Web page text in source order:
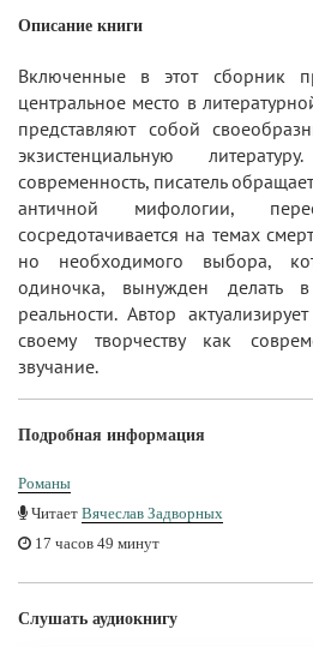
Описание книги
Включенные в этот сборник
центральное место в
представляют собой
экзистенциальную
современность, писатель
античной мифологии,
сосредотачивается на темах
но необходимого выбора,
одиночка, вынужден делать
реальности. Автор
своему творчеству как
звучание.
Подробная информация
Романы
Читает Вячеслав Задворных
17 часов 49 минут
Слушать аудиокнигу